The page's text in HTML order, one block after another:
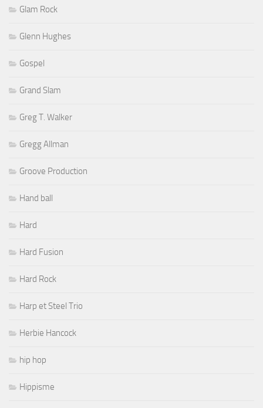
Glam Rock
Glenn Hughes
Gospel
Grand Slam
Greg T. Walker
Gregg Allman
Groove Production
Hand ball
Hard
Hard Fusion
Hard Rock
Harp et Steel Trio
Herbie Hancock
hip hop
Hippisme